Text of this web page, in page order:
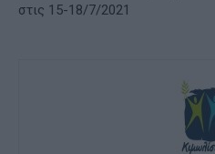
στις 15-18/7/2021